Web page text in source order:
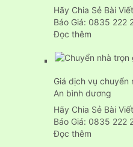
chở
hàng
24H
Hãy Chia Sẻ Bài
Báo Giá: 0835 222
Đọc thêm:
Vụ
Văn
Phòng
Trọn
Gói
Giá dịch vụ chuyển
An bình dương
Hãy Chia Sẻ Bài
Báo Giá: 0835 222
Đọc thêm: